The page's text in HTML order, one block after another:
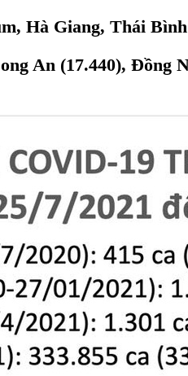
Hà Giang, Thái
An (17.440), Đồng